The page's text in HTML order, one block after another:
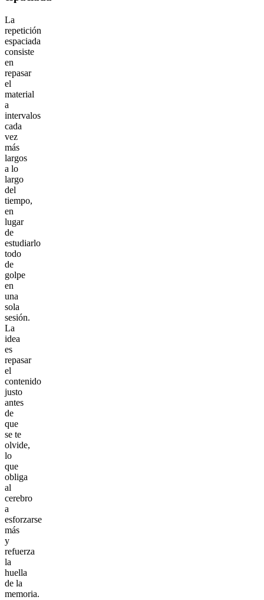
La
repetición
espaciada
consiste
en
repasar
el
material
a
intervalos
cada
vez
más
largos
a lo
largo
del
tiempo,
en
lugar
de
estudiarlo
todo
de
golpe
en
una
sola
sesión.
La
idea
es
repasar
el
contenido
justo
antes
de
que
se te
olvide,
lo
que
obliga
al
cerebro
a
esforzarse
más
y
refuerza
la
huella
de la
memoria.